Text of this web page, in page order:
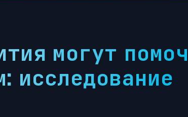
могут
исследование